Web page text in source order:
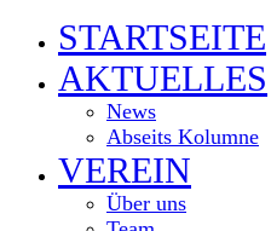
STARTSEITE
AKTUELLES
News
Abseits Kolumne
VEREIN
Über uns